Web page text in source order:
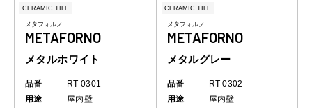
CERAMIC TILE
メタフォルノ
METAFORNO
メタルホワイト
品番
RT-0301
用途
屋内壁
CERAMIC TILE
メタフォルノ
METAFORNO
メタルグレー
品番
RT-0302
用途
屋内壁